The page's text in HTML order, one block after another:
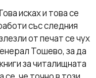
исках и това се
със следния
от печат се чух
Тошево, за да
за читалищната